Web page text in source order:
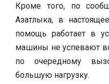
Кроме того, по
Азатлыка, в
помощь работает в
машины не успевают
по очередному
большую нагрузку.